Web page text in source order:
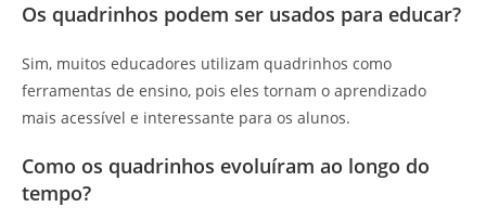
Os quadrinhos podem ser usados para educar?
Sim, muitos educadores utilizam quadrinhos como
ferramentas de ensino, pois eles tornam o aprendizado
mais acessível e interessante para os alunos.
Como os quadrinhos evoluíram ao longo do
tempo?